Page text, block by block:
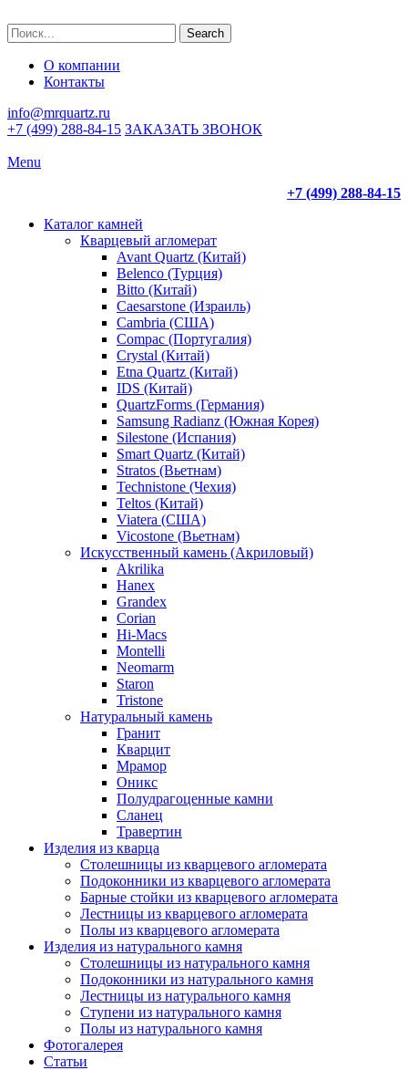
Search
О компании
Контакты
info@mrquartz.ru
+7 (499) 288-84-15 ЗАКАЗАТЬ ЗВОНОК
Menu
+7 (499) 288-84-15
Каталог камней
Кварцевый агломерат
Avant Quartz (Китай)
Belenco (Турция)
Bitto (Китай)
Caesarstone (Израиль)
Cambria (США)
Compac (Португалия)
Crystal (Китай)
Etna Quartz (Китай)
IDS (Китай)
QuartzForms (Германия)
Samsung Radianz (Южная Корея)
Silestone (Испания)
Smart Quartz (Китай)
Stratos (Вьетнам)
Technistone (Чехия)
Teltos (Китай)
Viatera (США)
Vicostone (Вьетнам)
Искусственный камень (Акриловый)
Akrilika
Hanex
Grandex
Corian
Hi-Macs
Montelli
Neomarm
Staron
Tristone
Натуральный камень
Гранит
Кварцит
Мрамор
Оникс
Полудрагоценные камни
Сланец
Травертин
Изделия из кварца
Столешницы из кварцевого агломерата
Подоконники из кварцевого агломерата
Барные стойки из кварцевого агломерата
Лестницы из кварцевого агломерата
Полы из кварцевого агломерата
Изделия из натурального камня
Столешницы из натурального камня
Подоконники из натурального камня
Лестницы из натурального камня
Ступени из натурального камня
Полы из натурального камня
Фотогалерея
Статьи